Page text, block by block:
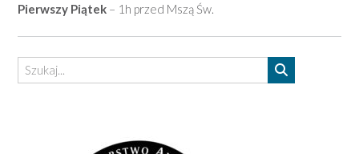
Pierwszy Piątek – 1h przed Mszą Św.